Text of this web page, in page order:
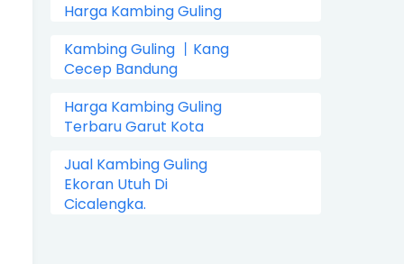
Harga Kambing Guling
Kambing Guling 丨Kang
Cecep Bandung
Harga Kambing Guling
Terbaru Garut Kota
Jual Kambing Guling
Ekoran Utuh Di
Cicalengka.